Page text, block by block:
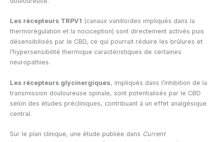
Les récepteurs TRPV1 (canaux vanilloïdes impliqués dans la
thermorégulation et la nociception) sont directement activés puis
désensibilisés par le CBD, ce qui pourrait réduire les brûlures et
l’hypersensibilité thermique caractéristiques de certaines
neuropathies.
Les récepteurs glycinergiques, impliqués dans l’inhibition de la
transmission douloureuse spinale, sont potentialisés par le CBD
selon des études précliniques, contribuant à un effet analgésique
central.
Sur le plan clinique, une étude publiée dans Current